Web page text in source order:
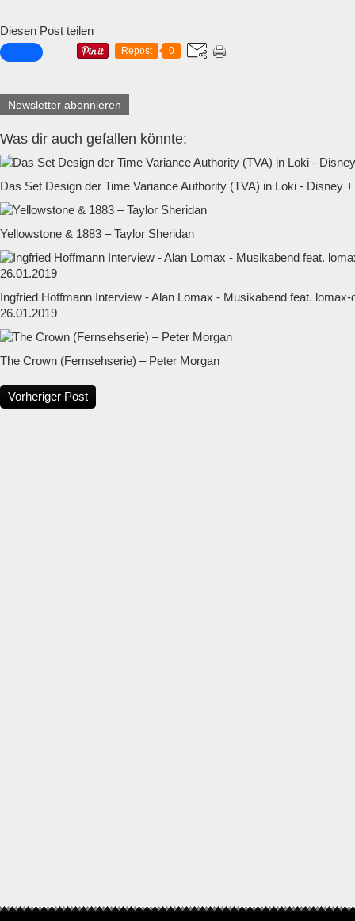
Diesen Post teilen
Repost 0
Newsletter abonnieren
Was dir auch gefallen könnte:
Das Set Design der Time Variance Authority (TVA) in Loki - Disney +
Yellowstone & 1883 – Taylor Sheridan
Ingfried Hoffmann Interview - Alan Lomax - Musikabend feat.
26.01.2019
The Crown (Fernsehserie) – Peter Morgan
Vorheriger Post